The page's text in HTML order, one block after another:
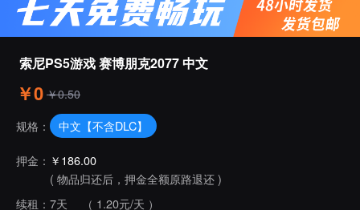
索尼PS5游戏 赛博朋克2077 中文
￥0 ￥0.50
规格： 中文【不含DLC】
押金： ￥186.00
( 物品归还后，押金全额原路退还 )
续租： 7天
（ 1.20元/天 ）